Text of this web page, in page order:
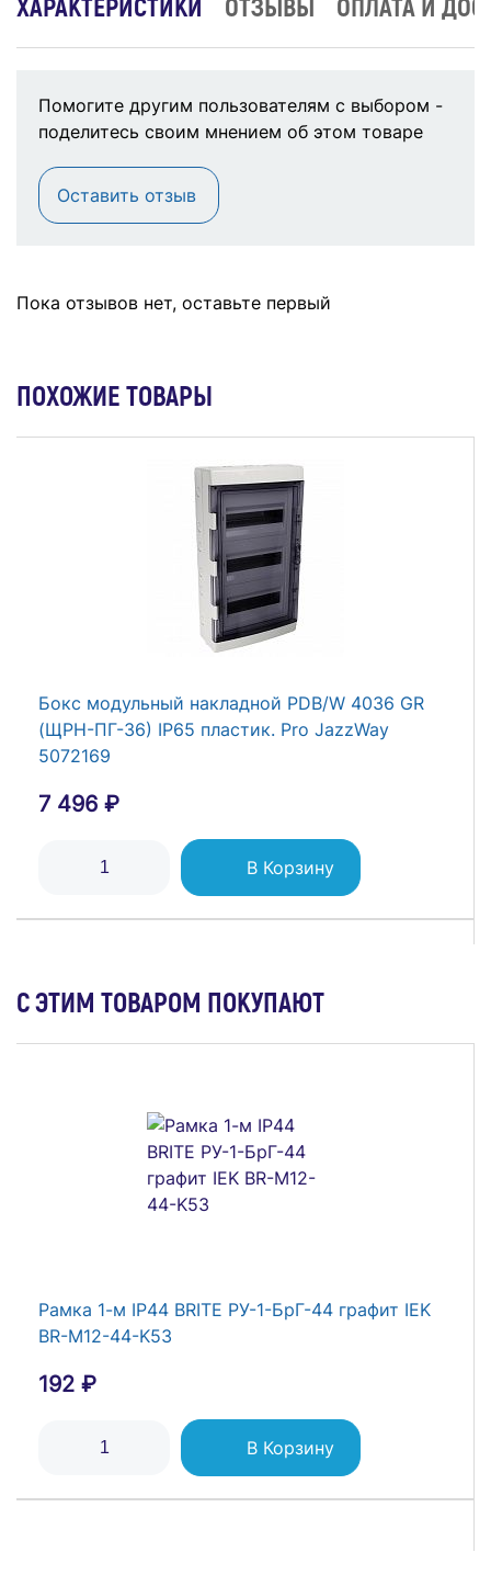
ХАРАКТЕРИСТИКИ ОТЗЫВЫ ОПЛАТА И
Помогите другим пользователям с выбором -
поделитесь своим мнением об этом товаре
Оставить отзыв
Пока отзывов нет, оставьте первый
ПОХОЖИЕ ТОВАРЫ
Бокс модульный накладной PDB/W 4036 GR
(ЩРН-ПГ-36) IP65 пластик. Pro JazzWay
5072169
7 496 ₽
В Корзину
Бокс модульный накладной PDB/W 4024 GR
(ЩРН-ПГ-24) IP65 пластик. Pro JazzWay
С ЭТИМ ТОВАРОМ ПОКУПАЮТ
Рамка 1-м IP44 BRITE РУ-1-БрГ-44 графит IEK
BR-M12-44-K53
192 ₽
В Корзину